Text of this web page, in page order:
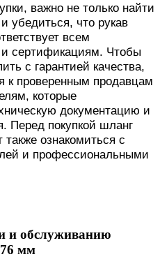
важно не только найти
убедиться, что рукав
всем
сертификациям. Чтобы
с гарантией качества,
к проверенным продавцам
которые
документацию и
Перед покупкой шланг
ознакомиться с
и профессиональными
и обслуживанию
мм